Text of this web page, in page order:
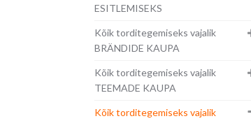
ESITLEMISEKS
Kõik torditegemiseks vajalik
BRÄNDIDE KAUPA
Kõik torditegemiseks vajalik
TEEMADE KAUPA
Kõik torditegemiseks vajalik